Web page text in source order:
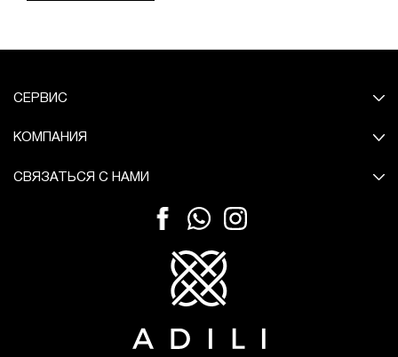
СЕРВИС
КОМПАНИЯ
СВЯЗАТЬСЯ С НАМИ